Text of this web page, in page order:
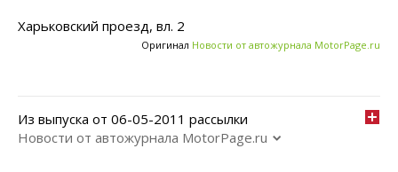
Харьковский проезд, вл. 2
Оригинал Новости от автожурнала MotorPage.ru
Из выпуска от 06-05-2011 рассылки
Новости от автожурнала MotorPage.ru